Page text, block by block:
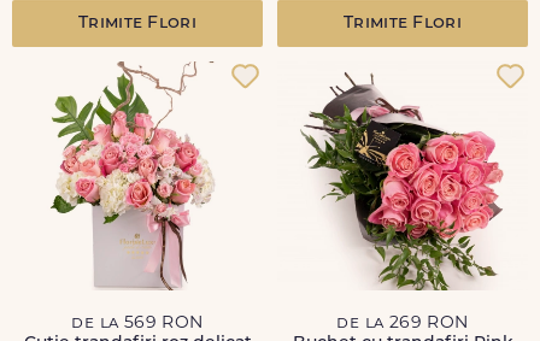
Trimite Flori Trimite Flori
de la 569 RON
de la 269 RON